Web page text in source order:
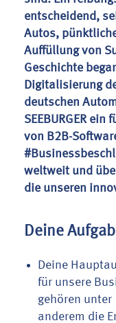
entscheidend,
Autos,
Auffüllung von
Geschichte
Digitalisierung
deutschen
SEEBURGER
von B2B-
weltweit und
die unseren
Deine
Deine
für unsere
gehören unter
anderem die